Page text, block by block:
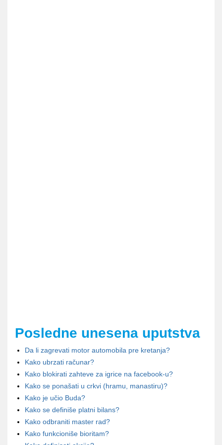
Posledne unesena uputstva
Da li zagrevati motor automobila pre kretanja?
Kako ubrzati računar?
Kako blokirati zahteve za igrice na facebook-u?
Kako se ponašati u crkvi (hramu, manastiru)?
Kako je učio Buda?
Kako se definiše platni bilans?
Kako odbraniti master rad?
Kako funkcioniše bioritam?